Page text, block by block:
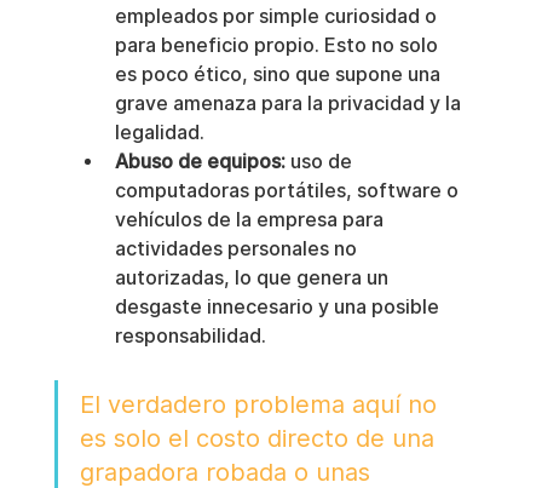
empleados por simple curiosidad o
para beneficio propio. Esto no solo
es poco ético, sino que supone una
grave amenaza para la privacidad y la
legalidad.
Abuso de equipos: uso de
computadoras portátiles, software o
vehículos de la empresa para
actividades personales no
autorizadas, lo que genera un
desgaste innecesario y una posible
responsabilidad.
El verdadero problema aquí no
es solo el costo directo de una
grapadora robada o unas